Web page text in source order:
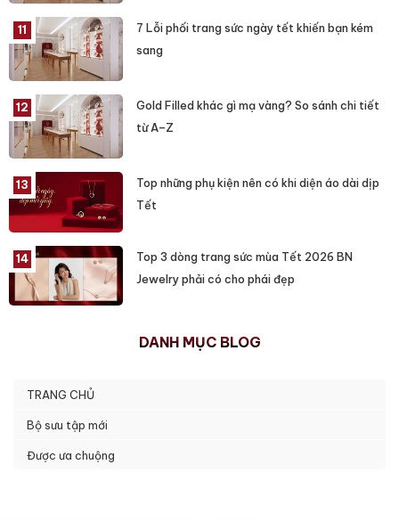
7 Lỗi phối trang sức ngày tết khiến bạn kém
sang
Gold Filled khác gì mạ vàng? So sánh chi tiết
từ A–Z
Top những phụ kiện nên có khi diện áo dài dịp
Tết
Top 3 dòng trang sức mùa Tết 2026 BN
Jewelry phải có cho phái đẹp
DANH MỤC BLOG
TRANG CHỦ
Bộ sưu tập mới
Được ưa chuộng